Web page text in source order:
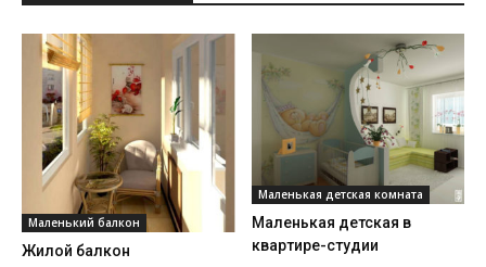
Маленький балкон
Жилой балкон
Маленькая детская комната
Маленькая детская в
квартире-студии